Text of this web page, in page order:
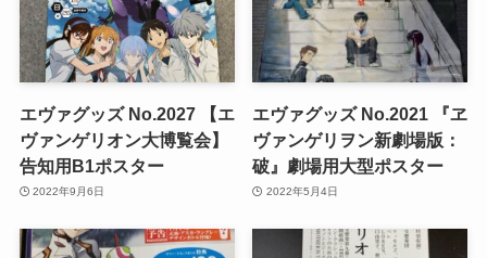
エヴァグッズ No.2027 【エ
ヴァンゲリオン大博覧会】
告知用B1ポスター
2022年9月6日
エヴァグッズ No.2021 『ヱ
ヴァンゲリヲン新劇場版：
破』劇場用大型ポスター
2022年5月4日